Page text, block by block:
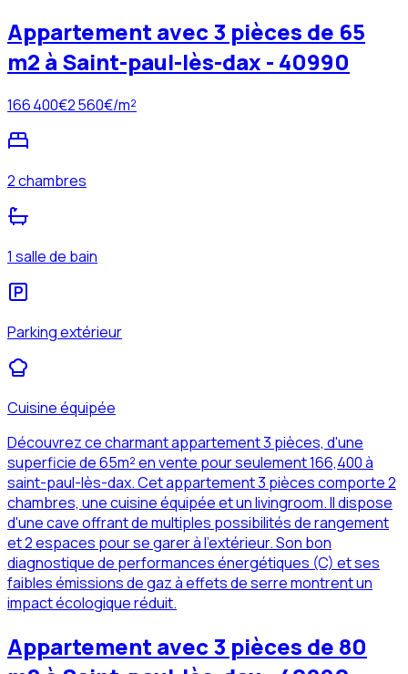
Appartement avec 3 pièces de 65
m2 à Saint-paul-lès-dax - 40990
166 400€2 560€/m²
2 chambres
1 salle de bain
Parking extérieur
Cuisine équipée
Découvrez ce charmant appartement 3 pièces, d'une
superficie de 65m² en vente pour seulement 166,400 à
saint-paul-lès-dax. Cet appartement 3 pièces comporte 2
chambres, une cuisine équipée et un livingroom. Il dispose
d'une cave offrant de multiples possibilités de rangement
et 2 espaces pour se garer à l'extérieur. Son bon
diagnostique de performances énergétiques (C) et ses
faibles émissions de gaz à effets de serre montrent un
impact écologique réduit.
Appartement avec 3 pièces de 80